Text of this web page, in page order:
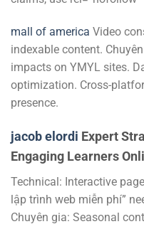
mall of america Video
indexable content.
impacts on YMYL sites.
optimization. Cross-
presence.
jacob elordi Expert
Engaging Learners
Technical: Interactive
lập trình web miễn phí”
Chuyên gia: Seasonal